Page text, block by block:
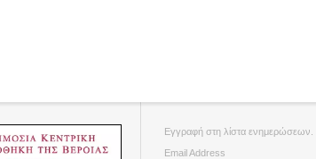
Εγγραφή στη λίστα ενημερώσεων.
Email Address